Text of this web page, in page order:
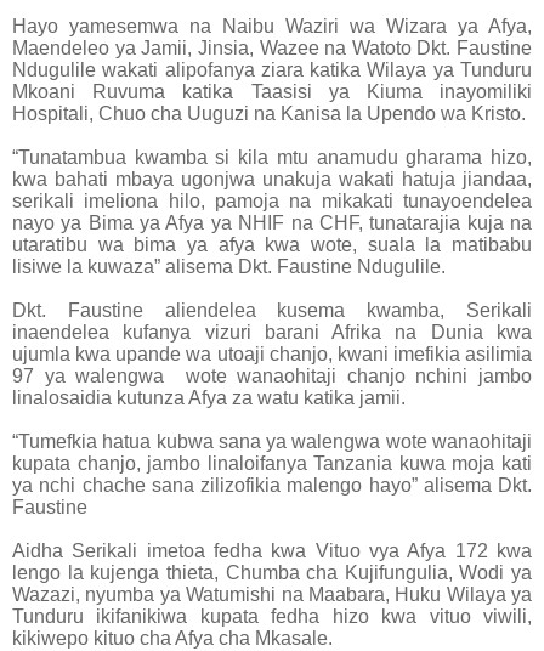
Hayo yamesemwa na Naibu Waziri wa Wizara ya Afya,
Maendeleo ya Jamii, Jinsia, Wazee na Watoto Dkt. Faustine
Ndugulile wakati alipofanya ziara katika Wilaya ya Tunduru
Mkoani Ruvuma katika Taasisi ya Kiuma inayomiliki
Hospitali, Chuo cha Uuguzi na Kanisa la Upendo wa Kristo.
“Tunatambua kwamba si kila mtu anamudu gharama hizo,
kwa bahati mbaya ugonjwa unakuja wakati hatuja jiandaa,
serikali imeliona hilo, pamoja na mikakati tunayoendelea
nayo ya Bima ya Afya ya NHIF na CHF, tunatarajia kuja na
utaratibu wa bima ya afya kwa wote, suala la matibabu
lisiwe la kuwaza” alisema Dkt. Faustine Ndugulile.
Dkt. Faustine aliendelea kusema kwamba, Serikali
inaendelea kufanya vizuri barani Afrika na Dunia kwa
ujumla kwa upande wa utoaji chanjo, kwani imefikia asilimia
97 ya walengwa
wote wanaohitaji chanjo nchini jambo
linalosaidia kutunza Afya za watu katika jamii.
“Tumefkia hatua kubwa sana ya walengwa wote wanaohitaji
kupata chanjo, jambo linaloifanya Tanzania kuwa moja kati
ya nchi chache sana zilizofikia malengo hayo” alisema Dkt.
Faustine
Aidha Serikali imetoa fedha kwa Vituo vya Afya 172 kwa
lengo la kujenga thieta, Chumba cha Kujifungulia, Wodi ya
Wazazi, nyumba ya Watumishi na Maabara, Huku Wilaya ya
Tunduru ikifanikiwa kupata fedha hizo kwa vituo viwili,
kikiwepo kituo cha Afya cha Mkasale.